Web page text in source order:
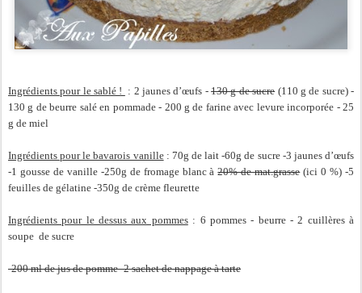
Ingrédients pour le sablé ! : 2 jaunes d’œufs -130 g de sucre(110 g de sucre) -
130 g de beurre salé en pommade - 200 g de farine avec levure incorporée - 25
g de miel
Ingrédients pour le bavarois vanille: 70g de lait -60g de sucre -3 jaunes d’œufs
-1 gousse de vanille -250g de fromage blanc à20% de mat.grasse(ici 0 %) -5
feuilles de gélatine -350g de crème fleurette
Ingrédients pour le dessus aux pommes: 6 pommes - beurre - 2 cuillères à
soupe de sucre
-200 ml de jus de pomme -2 sachet de nappage à tarte